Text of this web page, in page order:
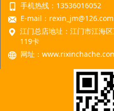
手机热线：13536016052
E-mail：rexin_jm@126.com
江门总店地址：江门市江海
119卡
网址：